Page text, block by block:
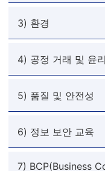
3) 환경
4) 공정 거래 및 윤리
5) 품질 및 안전성
6) 정보 보안 교육
7) BCP(Business